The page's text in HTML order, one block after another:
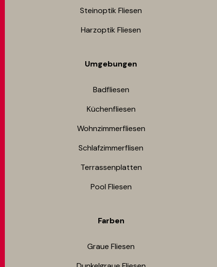
Steinoptik Fliesen
Harzoptik Fliesen
Umgebungen
Badfliesen
Küchenfliesen
Wohnzimmerfliesen
Schlafzimmerflisen
Terrassenplatten
Pool Fliesen
Farben
Graue Fliesen